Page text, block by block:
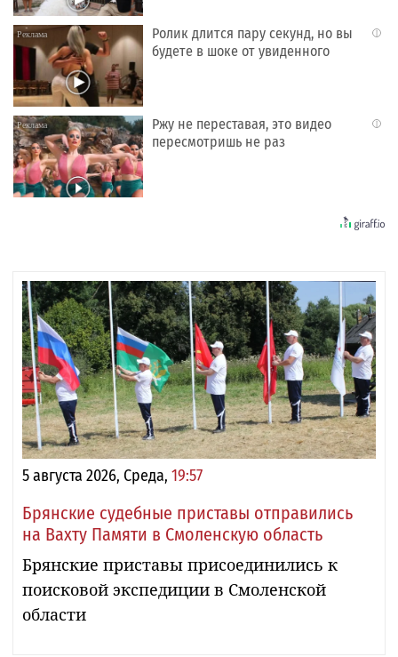
i
Ролик длится пару секунд, но вы
будете в шоке от увиденного
i
Ржу не переставая, это видео
пересмотришь не раз
5 августа 2026, Среда, 19:57
Брянские судебные приставы отправились
на Вахту Памяти в Смоленскую область
Брянские приставы присоединились к
поисковой экспедиции в Смоленской
области